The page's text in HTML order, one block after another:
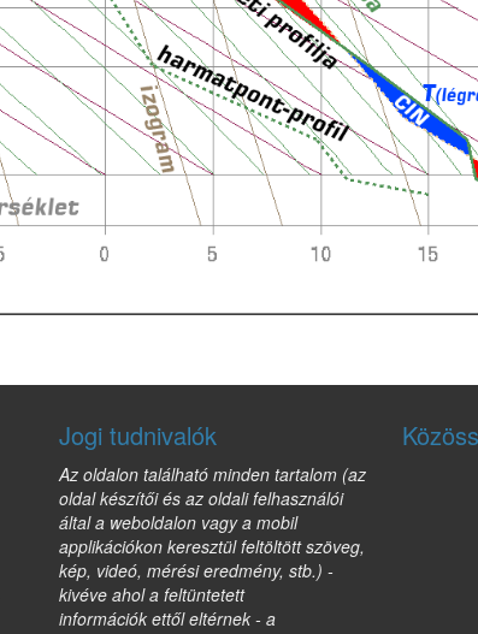
Jogi tudnivalók
Az oldalon található minden tartalom (az
oldal készítői és az oldali felhasználói
által a weboldalon vagy a mobil
applikációkon keresztül feltöltött szöveg,
kép, videó, mérési eredmény, stb.) -
kivéve ahol a feltüntetett
információk ettől eltérnek - a